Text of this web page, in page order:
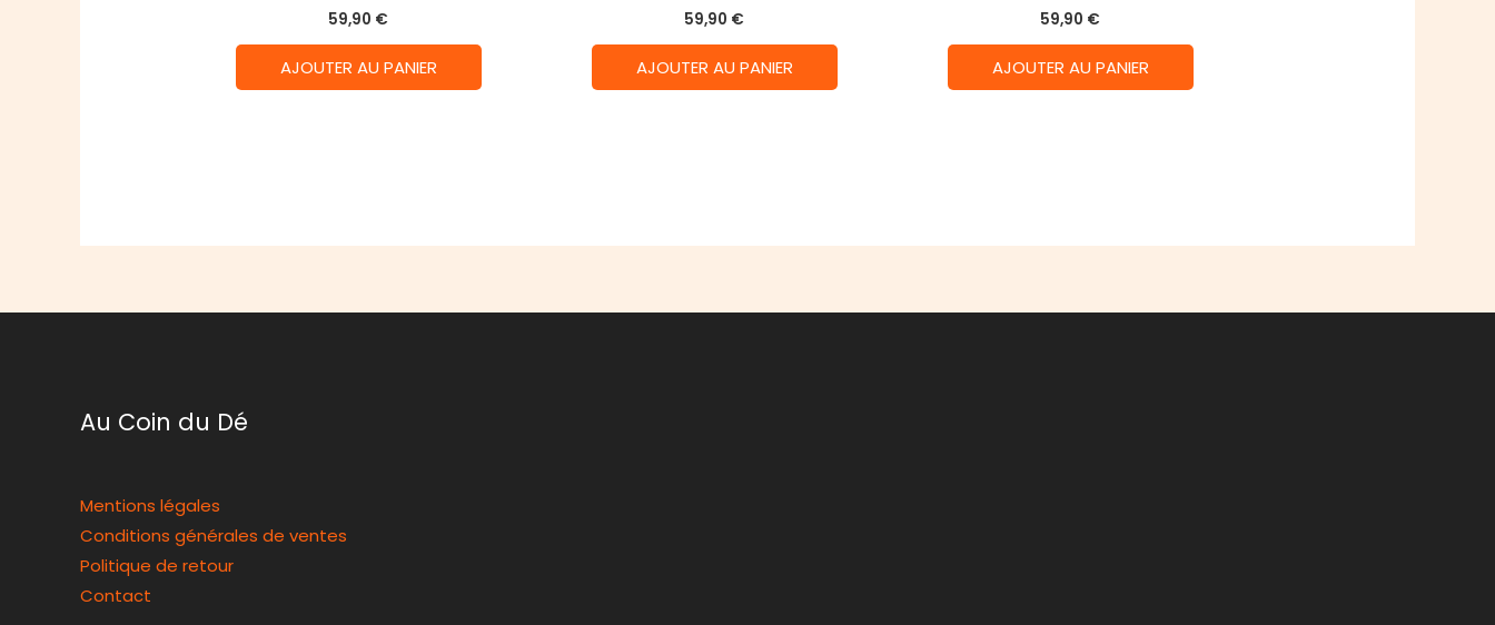
59,90 €
AJOUTER AU PANIER
59,90 €
AJOUTER AU PANIER
59,90 €
AJOUTER AU PANIER
Au Coin du Dé
Mentions légales
Conditions générales de ventes
Politique de retour
Contact